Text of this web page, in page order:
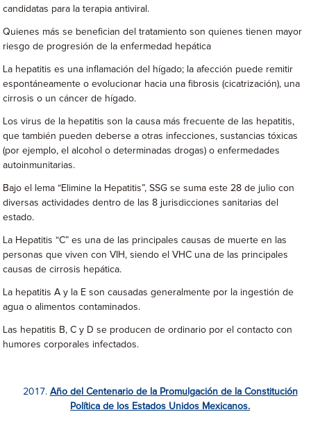
candidatas para la terapia antiviral.
Quienes más se benefician del tratamiento son quienes tienen mayor
riesgo de progresión de la enfermedad hepática
La hepatitis es una inflamación del hígado; la afección puede remitir
espontáneamente o evolucionar hacia una fibrosis (cicatrización), una
cirrosis o un cáncer de hígado.
Los virus de la hepatitis son la causa más frecuente de las hepatitis,
que también pueden deberse a otras infecciones, sustancias tóxicas
(por ejemplo, el alcohol o determinadas drogas) o enfermedades
autoinmunitarias.
Bajo el lema “Elimine la Hepatitis”, SSG se suma este 28 de julio con
diversas actividades dentro de las 8 jurisdicciones sanitarias del
estado.
La Hepatitis “C” es una de las principales causas de muerte en las
personas que viven con VIH, siendo el VHC una de las principales
causas de cirrosis hepática.
La hepatitis A y la E son causadas generalmente por la ingestión de
agua o alimentos contaminados.
Las hepatitis B, C y D se producen de ordinario por el contacto con
humores corporales infectados.
Año del Centenario de la Promulgación de la Constitución
Política de los Estados Unidos Mexicanos.